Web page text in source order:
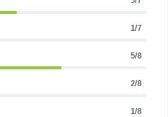
1/7
5/8
2/8
1/8